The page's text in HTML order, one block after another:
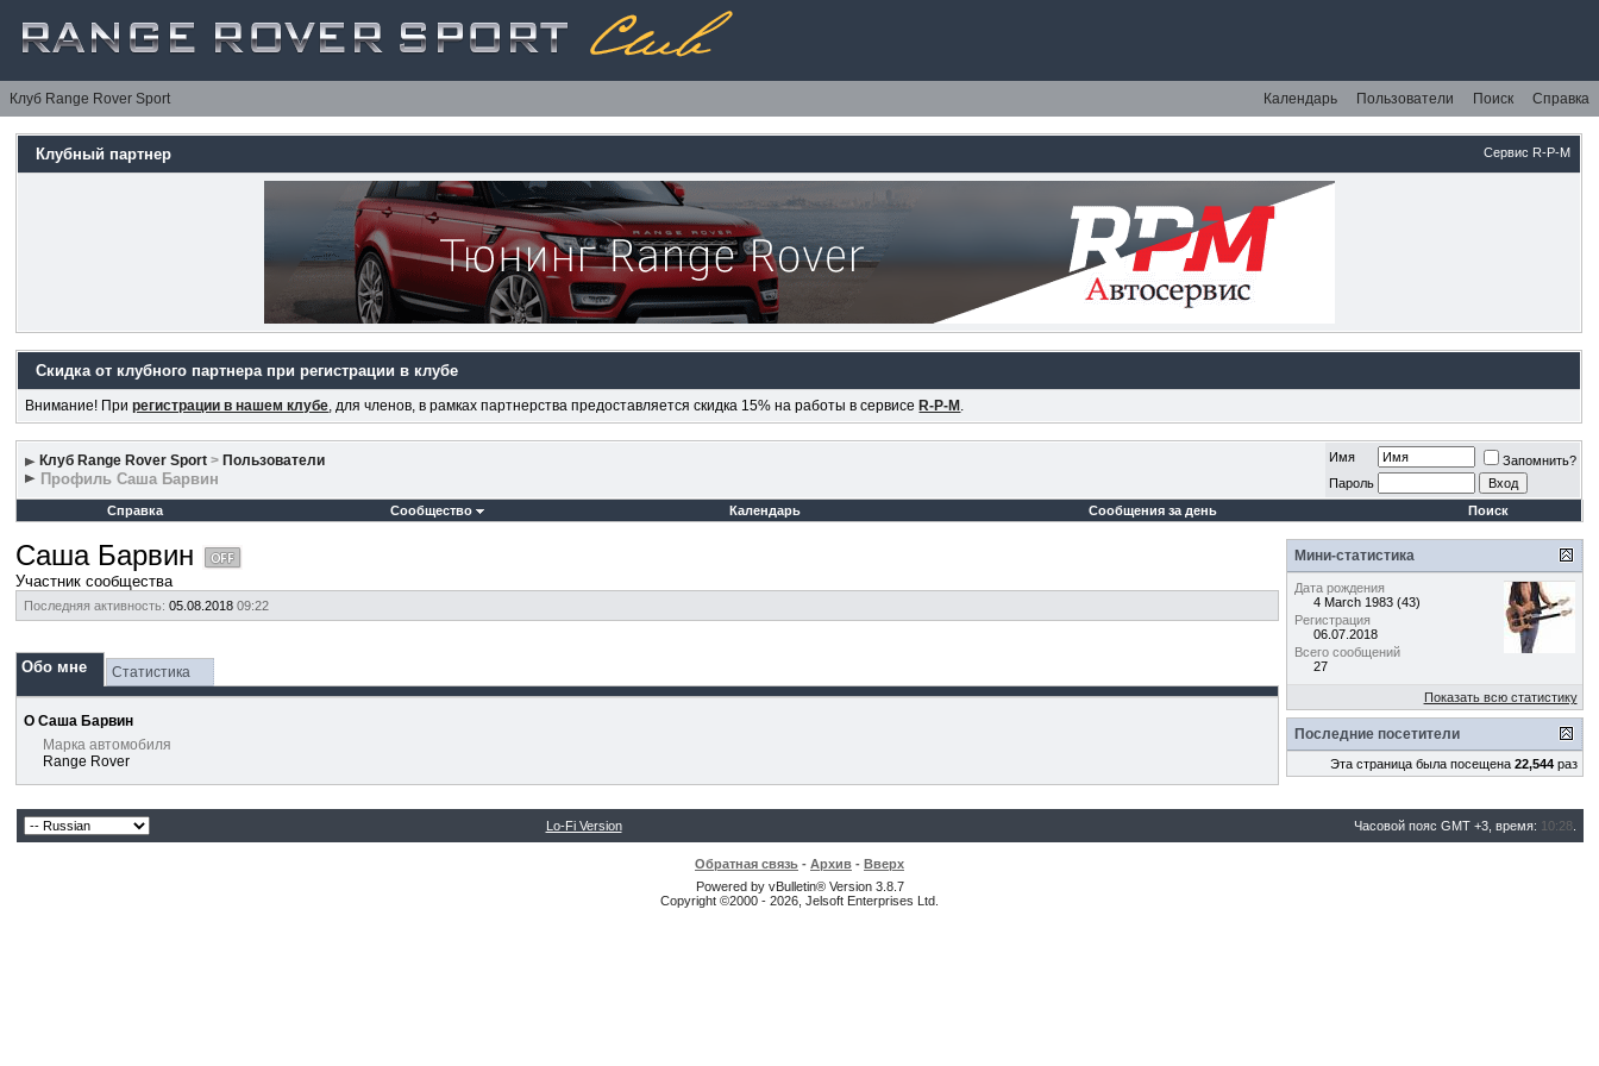
Клуб Range Rover Sport Календарь Пользователи Поиск Справка
Сервис R-P-M
Клубный партнер
Скидка от клубного партнера при регистрации в клубе
Внимание! Прирегистрации в нашем клубе, для членов, в рамках партнерства предоставляется скидка 15% на работы в сервисе R-P-M .
Клуб Range Rover Sport > Пользователи
Профиль Саша Барвин
Имя
Запомнить?
Пароль
Справка
Сообщество Календарь Сообщения за день Поиск
Саша Барвин
Участник сообщества
Последняя активность: 05.08.201809:22
Обо мне Статистика
О Саша Барвин
Марка автомобиля
Range Rover
Мини-статистика
Дата рождения
4 March 1983 (43)
Регистрация
06.07.2018
Всего сообщений
27
Показать всю статистику
Последние посетители
Эта страница была посещена 22,544раз
Lo-Fi Version Часовой пояс GMT +3, время: 10:28.
Обратная связь - Архив - Вверх
Powered by vBulletin® Version 3.8.7
Copyright ©2000 - 2026, Jelsoft Enterprises Ltd.